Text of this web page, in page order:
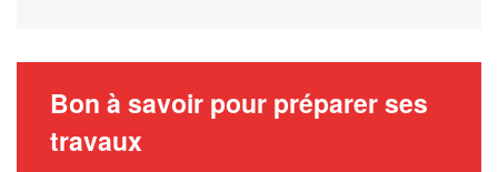
Bon à savoir pour préparer ses
travaux